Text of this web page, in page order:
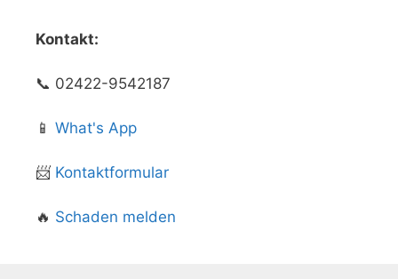
Kontakt:
📞 02422-9542187
📱 What's App
📨 Kontaktformular
🔥 Schaden melden